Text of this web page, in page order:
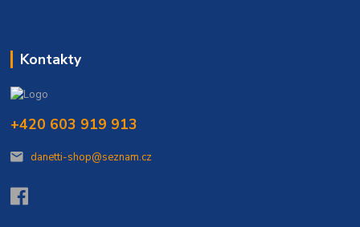
Kontakty
+420 603 919 913
danetti-shop@seznam.cz